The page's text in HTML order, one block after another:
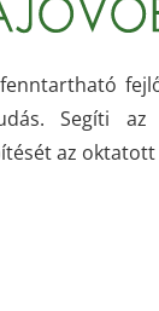
Segíti az
az